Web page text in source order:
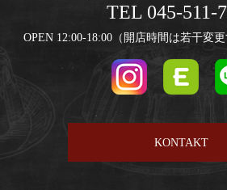
TEL 045-511-
OPEN 12:00-18:00（開店時間は若干変
KONTAKT